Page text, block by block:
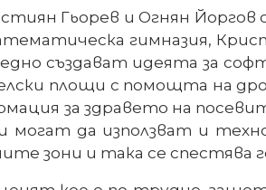
Гьорев и Огнян Йоргов
гимназия,
създават идеята за
площи с помощта на
за здравето на
могат да използват и
зони и така се